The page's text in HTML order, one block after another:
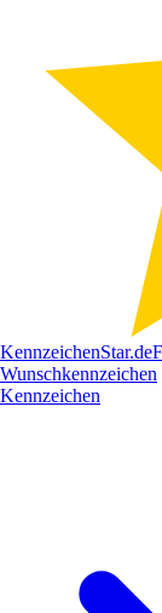
KennzeichenStar.de
Wunschkennzeichen
Kennzeichen